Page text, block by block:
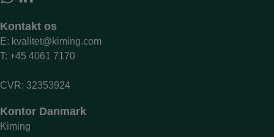
Kontakt os
E: kvalitet@kiming.com
T: +45 4061 7170
CVR: 32353924
Kontor Danmark
Kiming